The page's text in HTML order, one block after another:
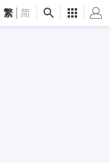
繁 简